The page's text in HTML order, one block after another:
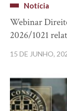
Notícia
Webinar
2026/1021
15 DE JUNHO,